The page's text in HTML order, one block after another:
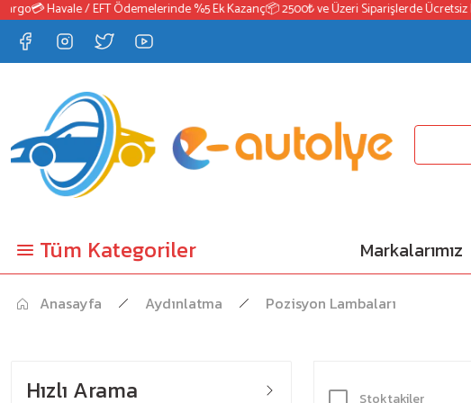
💳 Havale / EFT Ödemelerinde %5 Ek Kazanç📦 2500₺ ve Üzeri Siparişlerde Ücretsiz
Tüm Kategoriler Markalarımız
Anasayfa Aydınlatma Pozisyon Lambaları
Hızlı Arama Stoktakiler